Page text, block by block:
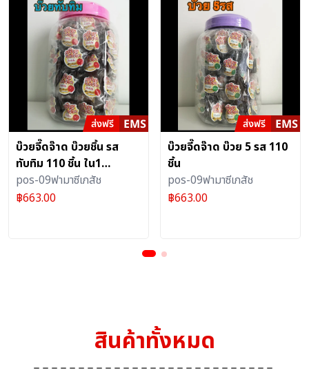
บ๊วยจี๊ดจ๊าด บ๊วยชิ้น รส
ทับทิม 110 ชิ้น ใน1
ขวดโหล
pos-09ฟามาซีเภสัช
฿663.00
บ๊วยจี๊ดจ๊าด บ๊วย 5 รส 110
ชิ้น
pos-09ฟามาซีเภสัช
฿663.00
สินค้าทั้งหมด